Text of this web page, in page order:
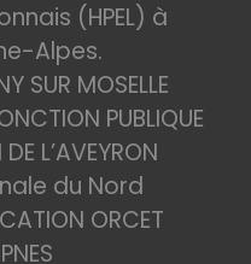
(HPEL) à
Alpes.
SUR MOSELLE
PUBLIQUE
L’AVEYRON
du Nord
ORCET